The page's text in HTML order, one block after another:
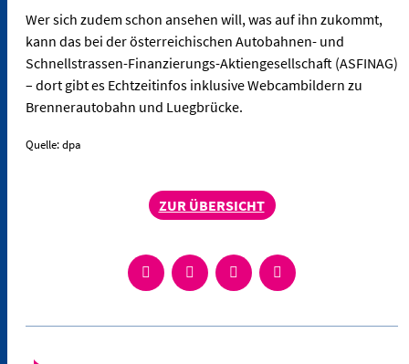
Wer sich zudem schon ansehen will, was auf ihn zukommt,
kann das bei der österreichischen Autobahnen- und
Schnellstrassen-Finanzierungs-Aktiengesellschaft (ASFINAG)
– dort gibt es Echtzeitinfos inklusive Webcambildern zu
Brennerautobahn und Luegbrücke.
Quelle: dpa
ZUR ÜBERSICHT